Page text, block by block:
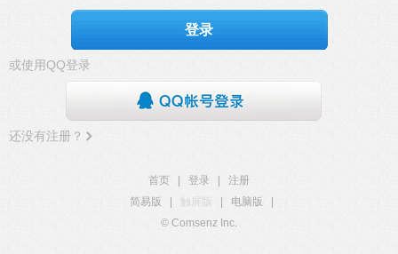
登录
或使用QQ登录
还没有注册？
首页 登录
注册
简易版
触屏版 电脑版
© Comsenz Inc.